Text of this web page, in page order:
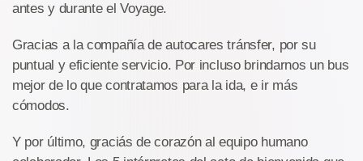
antes y durante el Voyage.
Gracias a la compañía de autocares tránsfer, por su
puntual y eficiente servicio. Por incluso brindarnos un bus
mejor de lo que contratamos para la ida, e ir más
cómodos.
Y por último, graciás de corazón al equipo humano